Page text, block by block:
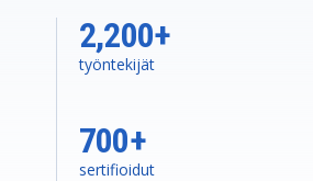
2,200+
työntekijät
700+
sertifioidut